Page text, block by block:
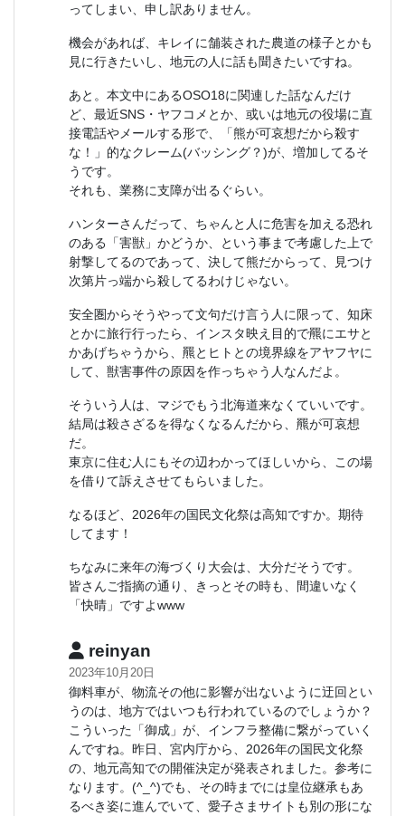
ってしまい、申し訳ありません。
機会があれば、キレイに舗装された農道の様子とかも
見に行きたいし、地元の人に話も聞きたいですね。
あと。本文中にあるOSO18に関連した話なんだけ
ど、最近SNS・ヤフコメとか、或いは地元の役場に直
接電話やメールする形で、「熊が可哀想だから殺す
な！」的なクレーム(バッシング？)が、増加してるそ
うです。
それも、業務に支障が出るぐらい。
ハンターさんだって、ちゃんと人に危害を加える恐れ
のある「害獣」かどうか、という事まで考慮した上で
射撃してるのであって、決して熊だからって、見つけ
次第片っ端から殺してるわけじゃない。
安全圏からそうやって文句だけ言う人に限って、知床
とかに旅行行ったら、インスタ映え目的で羆にエサと
かあげちゃうから、羆とヒトとの境界線をアヤフヤに
して、獣害事件の原因を作っちゃう人なんだよ。
そういう人は、マジでもう北海道来なくていいです。
結局は殺さざるを得なくなるんだから、羆が可哀想
だ。
東京に住む人にもその辺わかってほしいから、この場
を借りて訴えさせてもらいました。
なるほど、2026年の国民文化祭は高知ですか。期待
してます！
ちなみに来年の海づくり大会は、大分だそうです。
皆さんご指摘の通り、きっとその時も、間違いなく
「快晴」ですよwww
reinyan
2023年10月20日
御料車が、物流その他に影響が出ないように迂回とい
うのは、地方ではいつも行われているのでしょうか？
こういった「御成」が、インフラ整備に繋がっていく
んですね。昨日、宮内庁から、2026年の国民文化祭
の、地元高知での開催決定が発表されました。参考に
なります。(^_^)でも、その時までには皇位継承もあ
るべき姿に進んでいて、愛子さまサイトも別の形にな